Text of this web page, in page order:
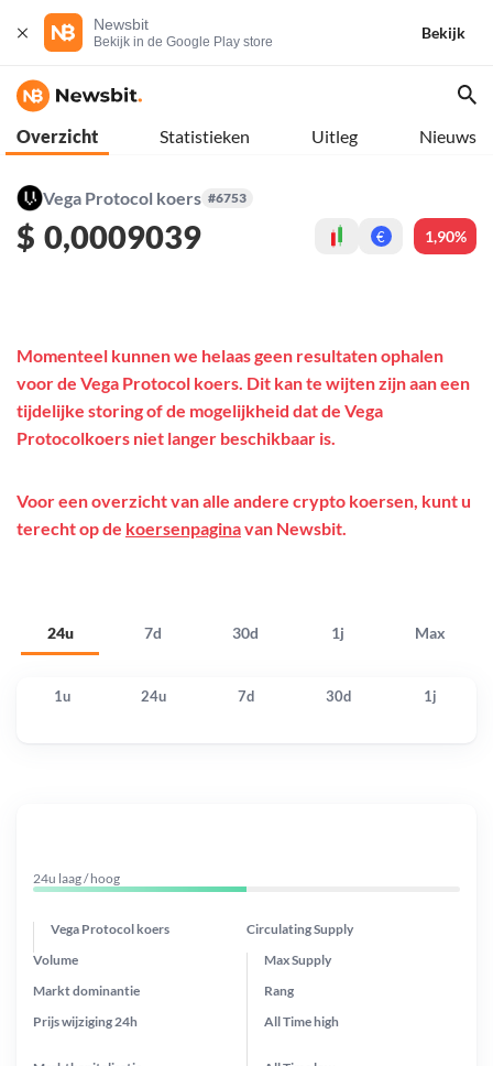
Newsbit
Bekijk in de Google Play store
Bekijk
Overzicht Statistieken Uitleg Nieuws
Vega Protocol koers #6753
$ 0,0009039 € 1,90%
24u 7d 30d 1j Max
Momenteel kunnen we helaas geen resultaten ophalen
voor de Vega Protocol koers. Dit kan te wijten zijn aan een
tijdelijke storing of de mogelijkheid dat de Vega
Protocolkoers niet langer beschikbaar is.
Voor een overzicht van alle andere crypto koersen, kunt u
terecht op de koersenpaginavan Newsbit.
1u 24u 7d 30d 1j
24u laag / hoog
Vega Protocol koers Circulating Supply
Prijs wijziging24h
Max Supply
Markt dominantie
Volume
Rang
All Timehigh